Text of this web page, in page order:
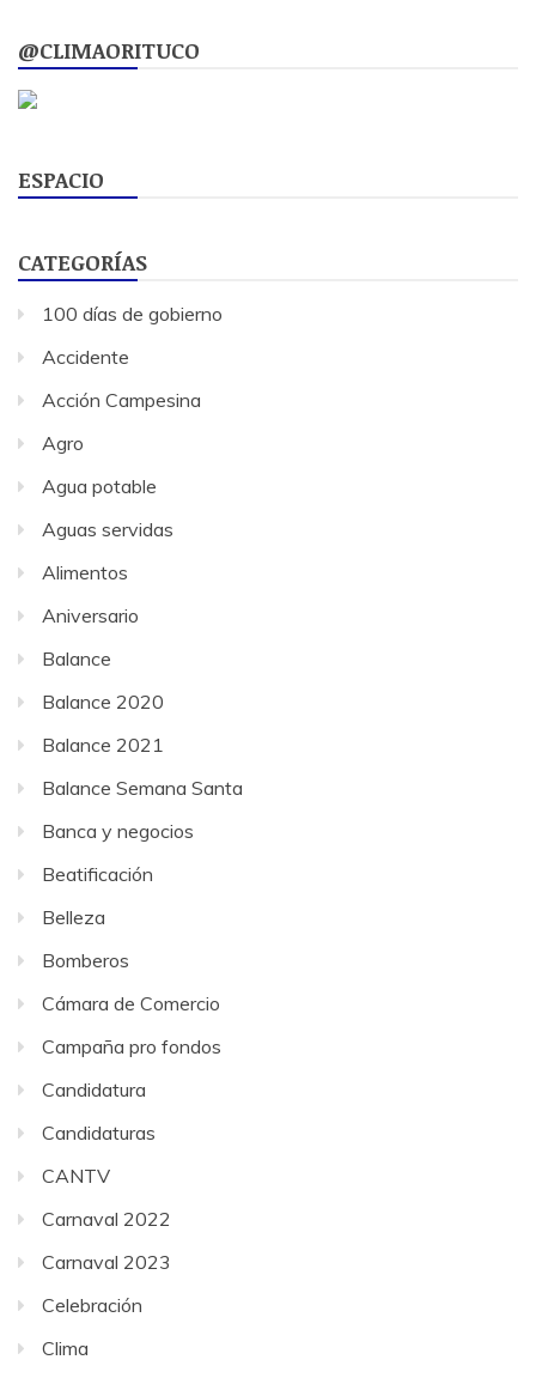
@CLIMAORITUCO
ESPACIO
CATEGORÍAS
100 días de gobierno
Accidente
Acción Campesina
Agro
Agua potable
Aguas servidas
Alimentos
Aniversario
Balance
Balance 2020
Balance 2021
Balance Semana Santa
Banca y negocios
Beatificación
Belleza
Bomberos
Cámara de Comercio
Campaña pro fondos
Candidatura
Candidaturas
CANTV
Carnaval 2022
Carnaval 2023
Celebración
Clima